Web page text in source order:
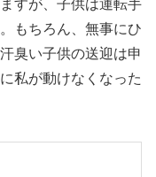
すが、子供は運転手
もちろん、無事にひ
臭い子供の送迎は申
私が動けなくなった